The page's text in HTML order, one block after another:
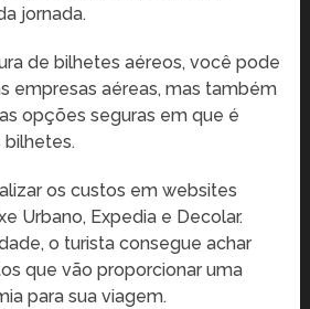
jornada.
de bilhetes aéreos, você pode
empresas aéreas, mas também
opções seguras em que é
bilhetes.
os custos em websites
Urbano, Expedia e Decolar.
o turista consegue achar
que vão proporcionar uma
para sua viagem.